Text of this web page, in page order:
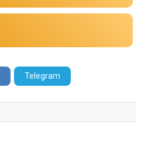
Telegram